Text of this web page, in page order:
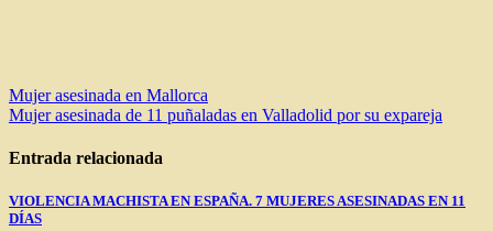
Navegación
de
entradas
Mujer asesinada en Mallorca
Mujer asesinada de 11 puñaladas en Valladolid por su expareja
Entrada relacionada
VIOLENCIA MACHISTA EN ESPAÑA. 7 MUJERES ASESINADAS EN 11
DÍAS